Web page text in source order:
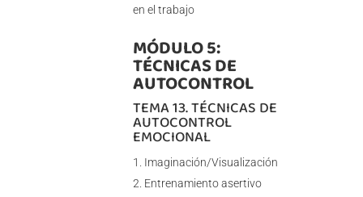
en el trabajo
MÓDULO 5:
TÉCNICAS DE
AUTOCONTROL
TEMA 13. TÉCNICAS DE
AUTOCONTROL
EMOCIONAL
Imaginación/Visualización
Entrenamiento asertivo